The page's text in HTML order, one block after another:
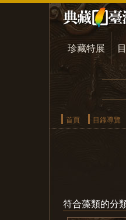
珍藏特展
首頁 目錄導覽
符合藻類的分